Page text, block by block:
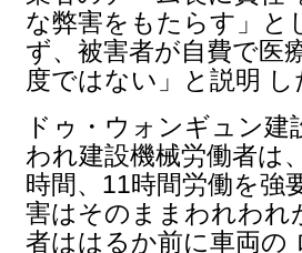
な弊害をもたらす」と
ず、被害者が自費で医
度ではない」と説明 し
ドゥ・ウォンギュン
われ建設機械労働者は
時間、11時間労働を強
害はそのままわれわれ
者ははるか前に車両の